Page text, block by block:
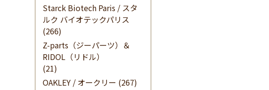
Starck Biotech Paris / スタ
ルク バイオテックパリス
(266)
Z-parts（ジーパーツ）＆
RIDOL（リドル）
(21)
OAKLEY / オークリー (267)